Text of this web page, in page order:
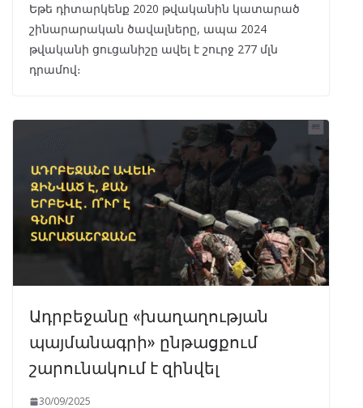
Եթե դիտարկենք 2020 թվականին կատարած
շինարարական ծավալները, ապա 2024
թվականի ցուցանիշը ավել է շուրջ 277 մլն
դրամով։
Ադրբեջանը «խաղաղության
պայմանագրի» ընթացքում
շարունակում է զինվել
30/09/2025